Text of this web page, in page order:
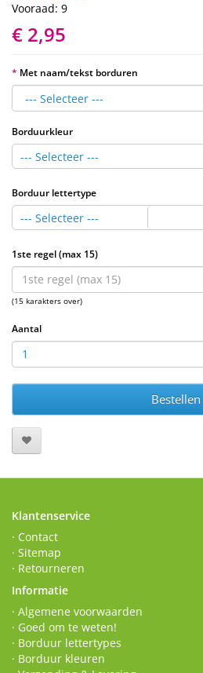
Vooraad: 9
€ 2,95
Met naam/tekst borduren
Borduurkleur
--- Selecteer ---
Borduur lettertype
--- Selecteer ---
1ste regel (max 15)
(15 karakters over)
Aantal
Bestellen
Klantenservice
· Contact
· Sitemap
· Retourneren
Informatie
· Algemene voorwaarden
· Goed om te weten!
· Borduur lettertypes
· Borduur kleuren